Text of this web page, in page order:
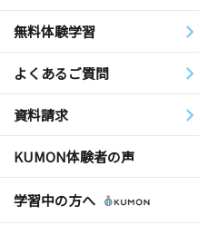
無料体験学習
よくあるご質問
資料請求
KUMON体験者の声
学習中の方へ